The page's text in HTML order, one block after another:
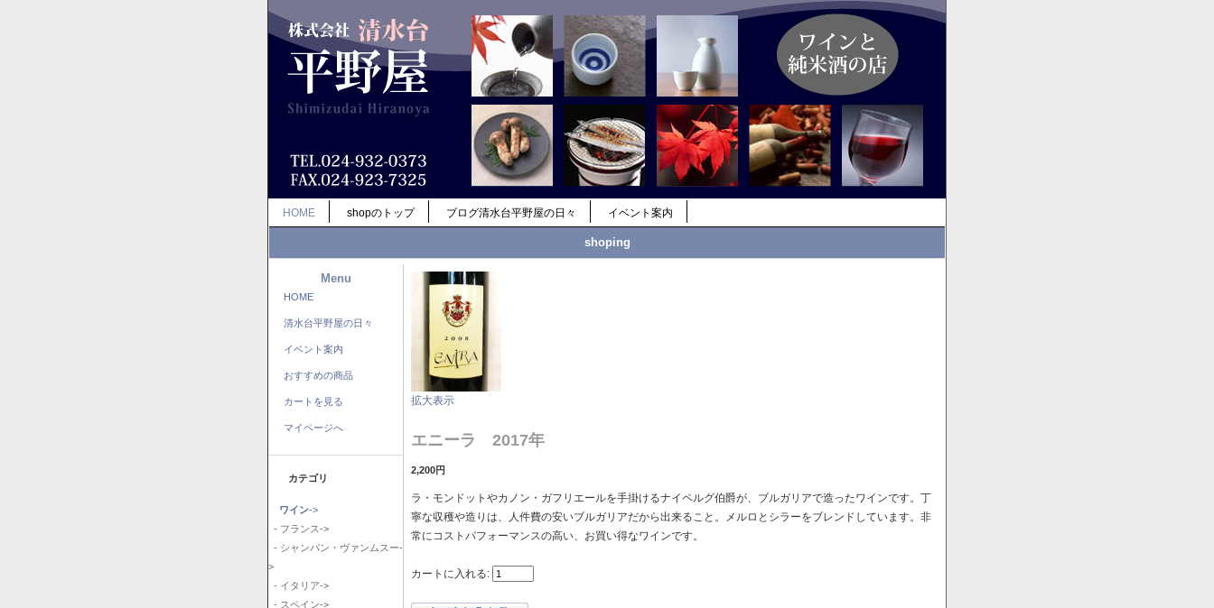
HOME shopのトップ ブログ清水台平野屋の日々 イベント案内
shoping
Menu
HOME
清水台平野屋の日々
イベント案内
おすすめの商品
カートを見る
マイページへ
カテゴリ
ワイン->
- フランス->
- シャンパン・ヴァンムスー-
>
- イタリア->
- スペイン->
拡大表示
エニーラ 2017年
2,200円
ラ・モンドットやカノン・ガフリエールを手掛けるナイペルグ伯爵が、ブルガリアで造ったワインです。丁
寧な収穫や造りは、人件費の安いブルガリアだから出来ること。メルロとシラーをブレンドしています。非
常にコストパフォーマンスの高い、お買い得なワインです。
カートに入れる: